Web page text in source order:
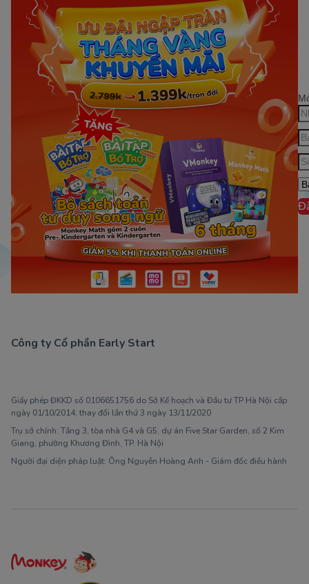
Công ty Cổ phần Early Start
Giấy phép ĐKKD số 0106651756 do Sở Kế hoạch và Đầu tư TP Hà Nội cấp
ngày 01/10/2014, thay đổi lần thứ 3 ngày 13/11/2020
Trụ sở chính: Tầng 3, tòa nhà G4 và G5, dự án Five Star Garden, số 2 Kim
Giang, phường Khương Đình, TP. Hà Nội
Người đại diện pháp luật: Ông Nguyễn Hoàng Anh - Giám đốc điều hành